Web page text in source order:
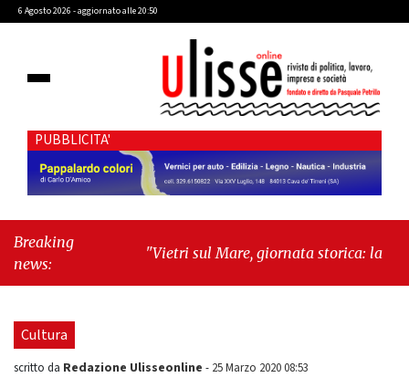
6 Agosto 2026 - aggiornato alle 20:50
PUBBLICITA'
Breaking
news:
"Vietri sul Mare, giornata storica: la ceramica
Cultura
scritto da Redazione Ulisseonline - 25 Marzo 2020 08:53